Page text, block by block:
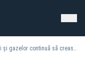
Preţurile petrolului şi gazelor continuă să crească